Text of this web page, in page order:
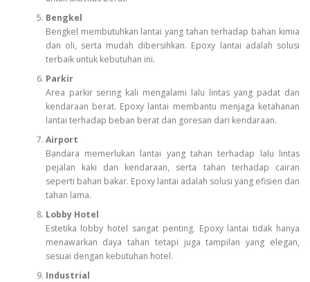
Bengkel
Bengkel membutuhkan lantai yang tahan terhadap bahan kimia
dan oli, serta mudah dibersihkan. Epoxy lantai adalah solusi
terbaik untuk kebutuhan ini.
Parkir
Area parkir sering kali mengalami lalu lintas yang padat dan
kendaraan berat. Epoxy lantai membantu menjaga ketahanan
lantai terhadap beban berat dan goresan dari kendaraan.
Airport
Bandara memerlukan lantai yang tahan terhadap lalu lintas
pejalan kaki dan kendaraan, serta tahan terhadap cairan
seperti bahan bakar. Epoxy lantai adalah solusi yang efisien dan
tahan lama.
Lobby Hotel
Estetika lobby hotel sangat penting. Epoxy lantai tidak hanya
menawarkan daya tahan tetapi juga tampilan yang elegan,
sesuai dengan kebutuhan hotel.
Industrial